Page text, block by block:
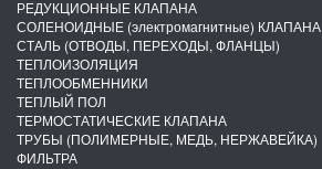
РЕДУКЦИОННЫЕ КЛАПАНА
СОЛЕНОИДНЫЕ (электромагнитные) КЛАПАНА
СТАЛЬ (ОТВОДЫ, ПЕРЕХОДЫ, ФЛАНЦЫ)
ТЕПЛОИЗОЛЯЦИЯ
ТЕПЛООБМЕННИКИ
ТЕПЛЫЙ ПОЛ
ТЕРМОСТАТИЧЕСКИЕ КЛАПАНА
ТРУБЫ (ПОЛИМЕРНЫЕ, МЕДЬ, НЕРЖАВЕЙКА)
ФИЛЬТРА